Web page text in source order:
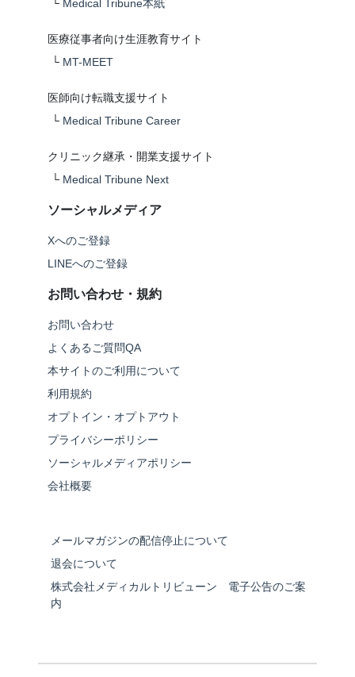
└ Medical Tribune本紙
医療従事者向け生涯教育サイト
└ MT-MEET
医師向け転職支援サイト
└ Medical Tribune Career
クリニック継承・開業支援サイト
└ Medical Tribune Next
ソーシャルメディア
Xへのご登録
LINEへのご登録
お問い合わせ・規約
お問い合わせ
よくあるご質問QA
本サイトのご利用について
利用規約
オプトイン・オプトアウト
プライバシーポリシー
ソーシャルメディアポリシー
会社概要
メールマガジンの配信停止について
退会について
株式会社メディカルトリビューン 電子公告のご案
内